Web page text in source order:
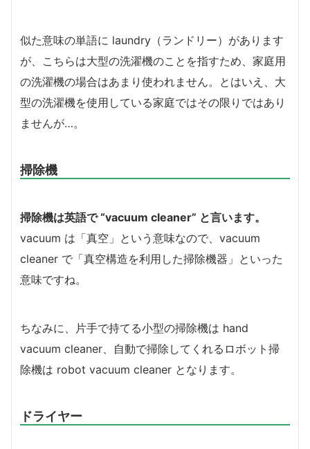
似た意味の単語に laundry（ランドリー）があります
が、こちらは大型の洗濯機のことを指すため、家庭用
の洗濯機の場合はあまり使われません。とはいえ、大
型の洗濯機を使用している家庭ではその限りではあり
ませんが…。
掃除機
掃除機は英語で “vacuum cleaner” と言います。
vacuum は「真空」という意味なので、vacuum
cleaner で「真空構造を利用した掃除機器」といった
意味ですね。
ちなみに、片手で持てる小型の掃除機は hand
vacuum cleaner、自動で掃除してくれるロボット掃
除機は robot vacuum cleaner となります。
ドライヤー